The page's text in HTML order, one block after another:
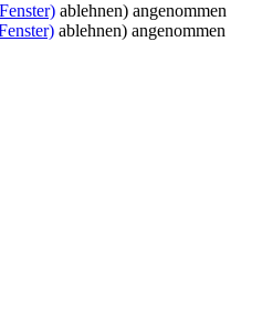
ablehnen) angenommen
ablehnen) angenommen